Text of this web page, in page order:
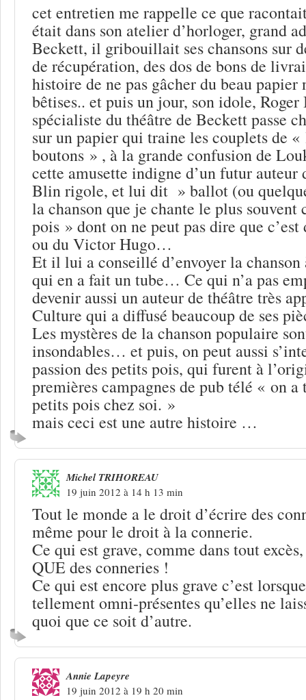
cet entretien me rappelle ce que
était dans son atelier d’horloger, grand
Beckett, il gribouillait ses chansons sur
de récupération, des dos de bons de
histoire de ne pas gâcher du beau papier
bêtises.. et puis un jour, son idole,
spécialiste du théâtre de Beckett passe
sur un papier qui traine les couplets de
boutons » , à la grande confusion de
cette amusette indigne d’un futur auteur
Blin rigole, et lui dit » ballot (ou
la chanson que je chante le plus souvent
pois » dont on ne peut pas dire que
ou du Victor Hugo…
Et il lui a conseillé d’envoyer la
qui en a fait un tube… Ce qui n’a pas
devenir aussi un auteur de théâtre très
Culture qui a diffusé beaucoup de ses
Les mystères de la chanson populaire
insondables… et puis, on peut aussi
passion des petits pois, qui furent à
premières campagnes de pub télé « on
petits pois chez soi. »
mais ceci est une autre histoire …
Michel TRIHOREAU
19 juin 2012 à 14 h 13 min
Tout le monde a le droit d’écrire des
même pour le droit à la connerie.
Ce qui est grave, comme dans tout
QUE des conneries !
Ce qui est encore plus grave c’est
tellement omni-présentes qu’elles ne
quoi que ce soit d’autre.
Annie Lapeyre
19 juin 2012 à 19 h 20 min